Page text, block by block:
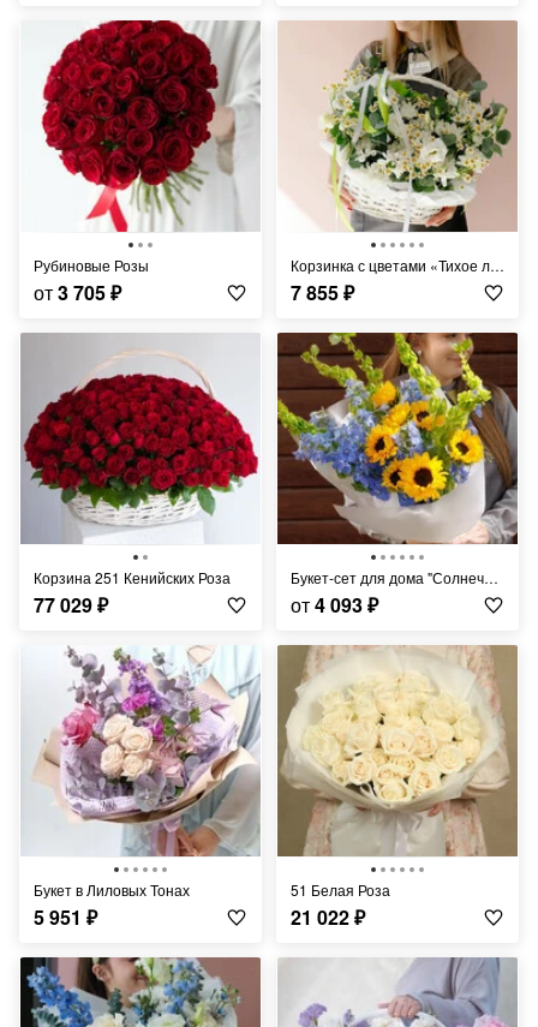
Рубиновые Розы
от3 705₽
Корзинка с цветами «Тихое лето»
7 855₽
Корзина 251 Кенийских Роза
77 029₽
Букет-сет для дома "Солнечный луч"
от4 093₽
Букет в Лиловых Тонах
5 951 ₽
51 Белая Роза
21 022₽